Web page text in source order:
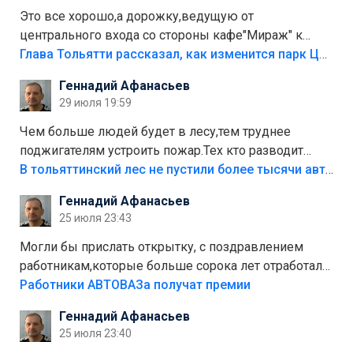
Это все хорошо,а дорожку,ведущую от
центрального входа со стороны кафе"Мираж" к
аттракционам слабо доделать?А то бордюры
лежала в парке и испортилась.Да еще,видимо,часть
украли.
Глава Тольятти рассказал, как изменится парк Центрального района
Геннадий Афанасьев
29 июля 19:59
Чем больше людей будет в лесу,тем труднее
поджигателям устроить пожар.Тех кто разводит
костры,тех надо безбожно штрафовать.Камер полно
Штрафы мизерные.
В тольяттинский лес не пустили более тысячи автомобилей
Геннадий Афанасьев
25 июля 23:43
Могли бы прислать открытку, с поздравлением
работникам,которые больше сорока лет отработали
на предприятии.
Работники АВТОВАЗа получат премии
Геннадий Афанасьев
25 июля 23:40